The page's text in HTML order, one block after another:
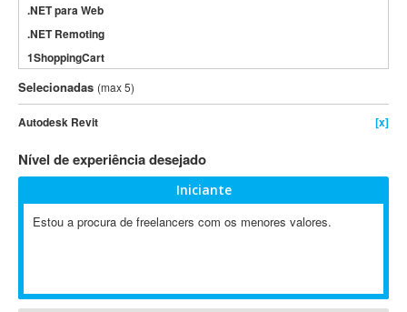
.NET para Web
.NET Remoting
1ShoppingCart
3DS Max
3GSM
4D Dimension
802.11
A&P
A2Billing
ABAP
Selecionadas (max 5)
Autodesk Revit [x]
Nível de experiência desejado
Iniciante
Estou a procura de freelancers com os menores valores.